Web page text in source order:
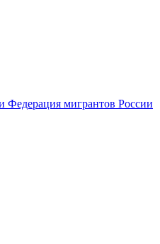
Федерация мигрантов России